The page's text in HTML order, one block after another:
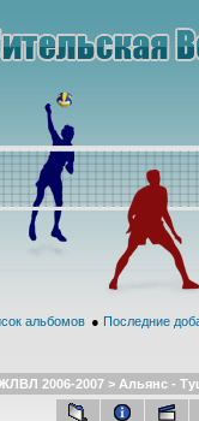
альбомов ● Последние
2006-2007 > Альянс -